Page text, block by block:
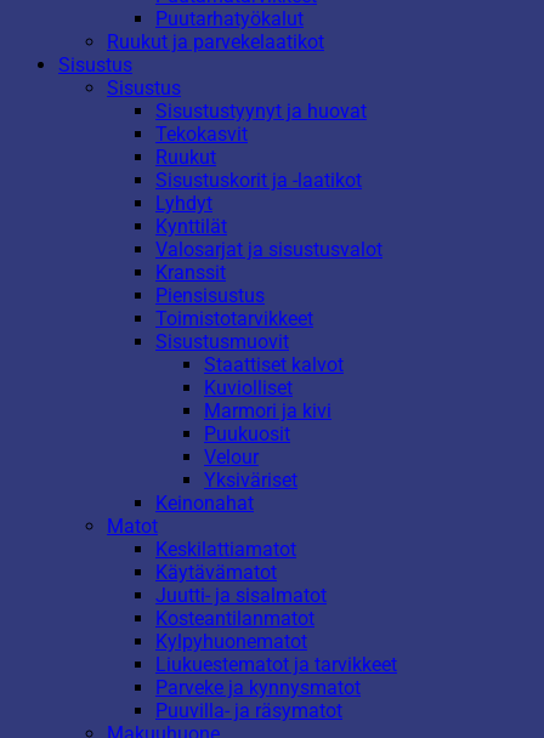
Puutarhatyökalut
Ruukut ja parvekelaatikot
Sisustus
Sisustus
Sisustustyynyt ja huovat
Tekokasvit
Ruukut
Sisustuskorit ja -laatikot
Lyhdyt
Kynttilät
Valosarjat ja sisustusvalot
Kranssit
Piensisustus
Toimistotarvikkeet
Sisustusmuovit
Staattiset kalvot
Kuviolliset
Marmori ja kivi
Puukuosit
Velour
Yksiväriset
Keinonahat
Matot
Keskilattiamatot
Käytävämatot
Juutti- ja sisalmatot
Kosteantilanmatot
Kylpyhuonematot
Liukuestematot ja tarvikkeet
Parveke ja kynnysmatot
Puuvilla- ja räsymatot